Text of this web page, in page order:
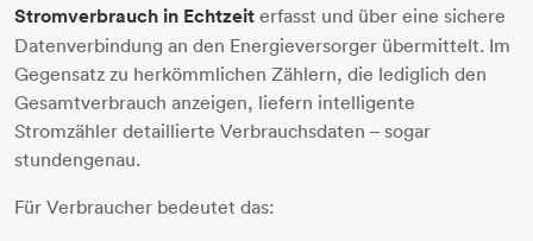
Stromverbrauch in Echtzeit erfasst und über eine sichere
Datenverbindung an den Energieversorger übermittelt. Im
Gegensatz zu herkömmlichen Zählern, die lediglich den
Gesamtverbrauch anzeigen, liefern intelligente
Stromzähler detaillierte Verbrauchsdaten – sogar
stundengenau.
Für Verbraucher bedeutet das: